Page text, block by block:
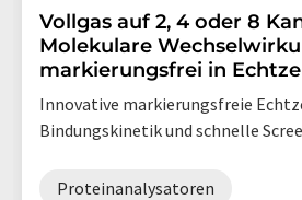
Vollgas auf 2, 4 oder 8
Molekulare
markierungsfrei in
Innovative markierungsfreie
Bindungskinetik und schnelle
Proteinanalysatoren